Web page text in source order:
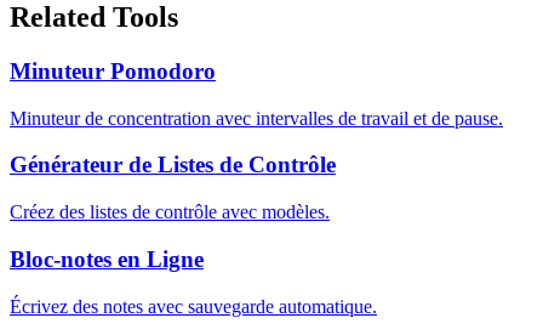
Related Tools
Minuteur Pomodoro
Minuteur de concentration avec intervalles de travail et de pause.
Générateur de Listes de Contrôle
Créez des listes de contrôle avec modèles.
Bloc-notes en Ligne
Écrivez des notes avec sauvegarde automatique.